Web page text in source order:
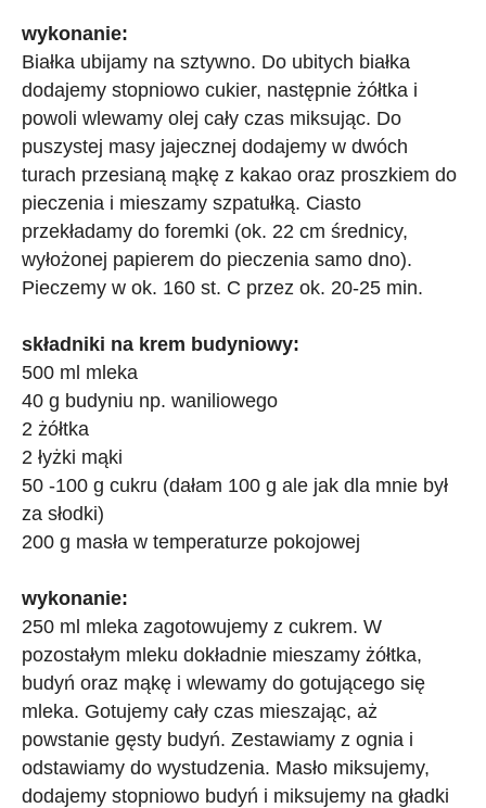
wykonanie:
Białka ubijamy na sztywno. Do ubitych białka
dodajemy stopniowo cukier, następnie żółtka i
powoli wlewamy olej cały czas miksując. Do
puszystej masy jajecznej dodajemy w dwóch
turach przesianą mąkę z kakao oraz proszkiem do
pieczenia i mieszamy szpatułką. Ciasto
przekładamy do foremki (ok. 22 cm średnicy,
wyłożonej papierem do pieczenia samo dno).
Pieczemy w ok. 160 st. C przez ok. 20-25 min.
składniki na krem budyniowy:
500 ml mleka
40 g budyniu np. waniliowego
2 żółtka
2 łyżki mąki
50 -100 g cukru (dałam 100 g ale jak dla mnie był
za słodki)
200 g masła w temperaturze pokojowej
wykonanie:
250 ml mleka zagotowujemy z cukrem. W
pozostałym mleku dokładnie mieszamy żółtka,
budyń oraz mąkę i wlewamy do gotującego się
mleka. Gotujemy cały czas mieszając, aż
powstanie gęsty budyń. Zestawiamy z ognia i
odstawiamy do wystudzenia. Masło miksujemy,
dodajemy stopniowo budyń i miksujemy na gładki